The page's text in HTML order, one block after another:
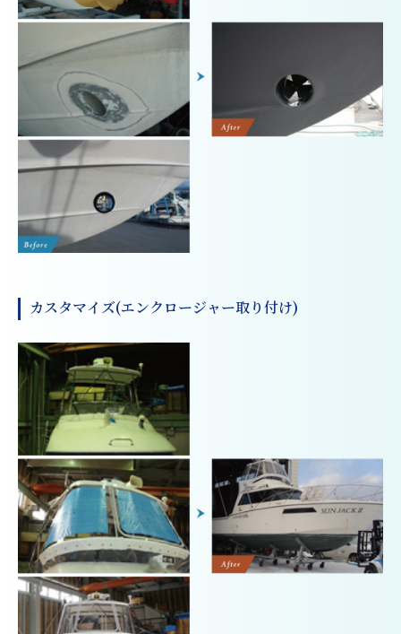
カスタマイズ(エンクロージャー取り付け)